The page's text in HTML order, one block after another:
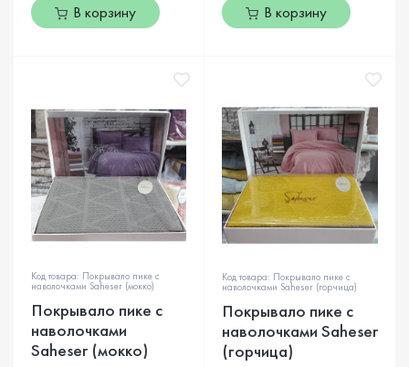
В корзину В корзину
Код товара: Покрывало пике с
наволочками Saheser (мокко)
Покрывало пике с
наволочками
Saheser (мокко)
Код товара: Покрывало пике с
наволочками Saheser (горчица)
Покрывало пике с
наволочками Saheser
(горчица)